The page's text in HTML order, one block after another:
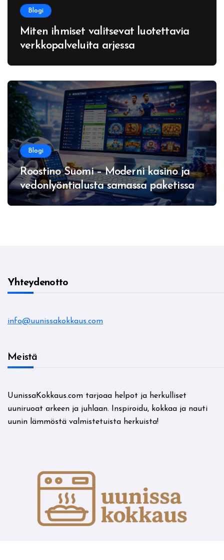
Blogi
Miten ihmiset valitsevat luotettavia
verkkopalveluita arjessa
Blogi
Roostino Suomi – Moderni kasino ja
vedonlyöntialusta samassa paketissa
Yhteydenotto
info@uunissakokkaus.com
Meistä
UunissaKokkaus.com tarjoaa helpot ja herkulliset
uuniruoat arkeen ja juhlaan. Inspiroidu, kokkaa ja nauti
uunin lämmöstä valmistetuista herkuista!